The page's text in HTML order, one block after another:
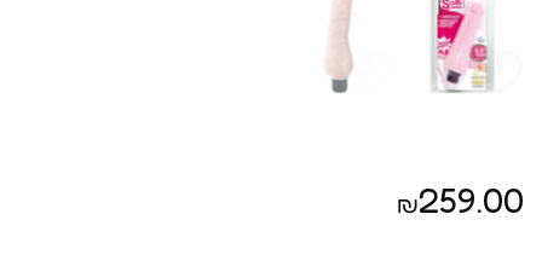
₪259.00